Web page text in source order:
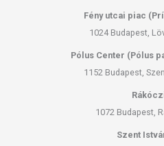
Fény utcai piac
1024 Budapest,
Pólus Center (Pólus
1152 Budapest,
1072 Budapest,
Szent